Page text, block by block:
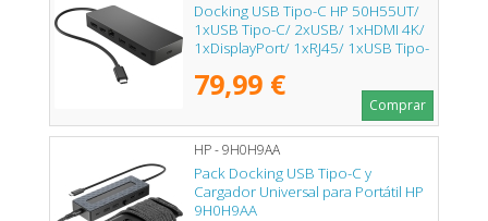
Docking USB Tipo-C HP 50H55UT/
1xUSB Tipo-C/ 2xUSB/ 1xHDMI 4K/
1xDisplayPort/ 1xRJ45/ 1xUSB Tipo-
79,99 €
Comprar
HP - 9H0H9AA
Pack Docking USB Tipo-C y
Cargador Universal para Portátil HP
9H0H9AA